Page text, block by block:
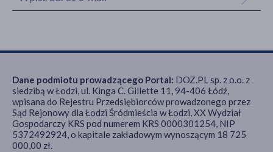
Dane podmiotu prowadzącego Portal: DOZ.PL sp. z o.o. z
siedzibą w Łodzi, ul. Kinga C. Gillette 11, 94-406 Łódź,
wpisana do Rejestru Przedsiębiorców prowadzonego przez
Sąd Rejonowy dla Łodzi Śródmieścia w Łodzi, XX Wydział
Gospodarczy KRS pod numerem KRS 0000301254, NIP
5372492924, o kapitale zakładowym wynoszącym 18 725
000,00 zł.